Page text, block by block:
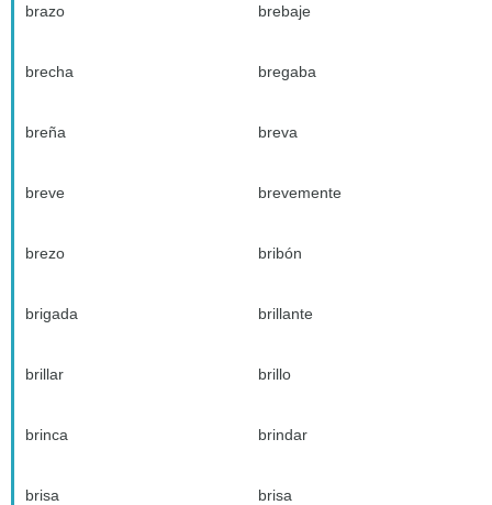
brazo brebaje
brecha bregaba
breña breva
breve brevemente
brezo bribón
brigada brillante
brillar brillo
brinca brindar
brisa brisa